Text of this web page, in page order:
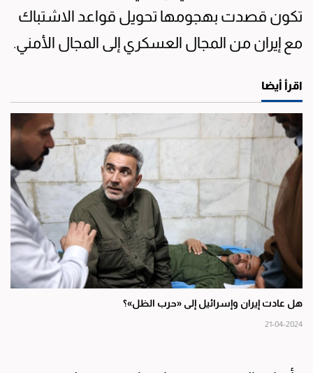
تكون قصدت بهجومها تحويل قواعد الاشتباك
مع إيران من المجال العسكري إلى المجال الأمني.
اقرأ أيضا
هل عادت إيران وإسرائيل إلى «حرب الظل»؟
21-04-2024